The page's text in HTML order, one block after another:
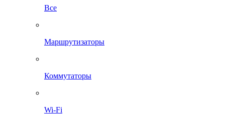
Все
Маршрутизаторы
Коммутаторы
Wi-Fi